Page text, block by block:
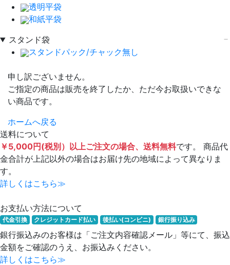
透明平袋
和紙平袋
スタンド袋
スタンドパック/チャック無し
申し訳ございません。
ご指定の商品は販売を終了したか、ただ今お取扱いできな
い商品です。
ホームへ戻る
送料について
￥5,000円(税別）以上ご注文の場合、送料無料です。 商品代
金合計が上記以外の場合はお届け先の地域によって異なりま
す。
詳しくはこちら≫
お支払い方法について
代金引換 クレジットカード払い 後払い(コンビニ) 銀行振り込み
銀行振込みのお客様は「ご注文内容確認メール」等にて、振込
金額をご確認のうえ、お振込みください。
詳しくはこちら≫